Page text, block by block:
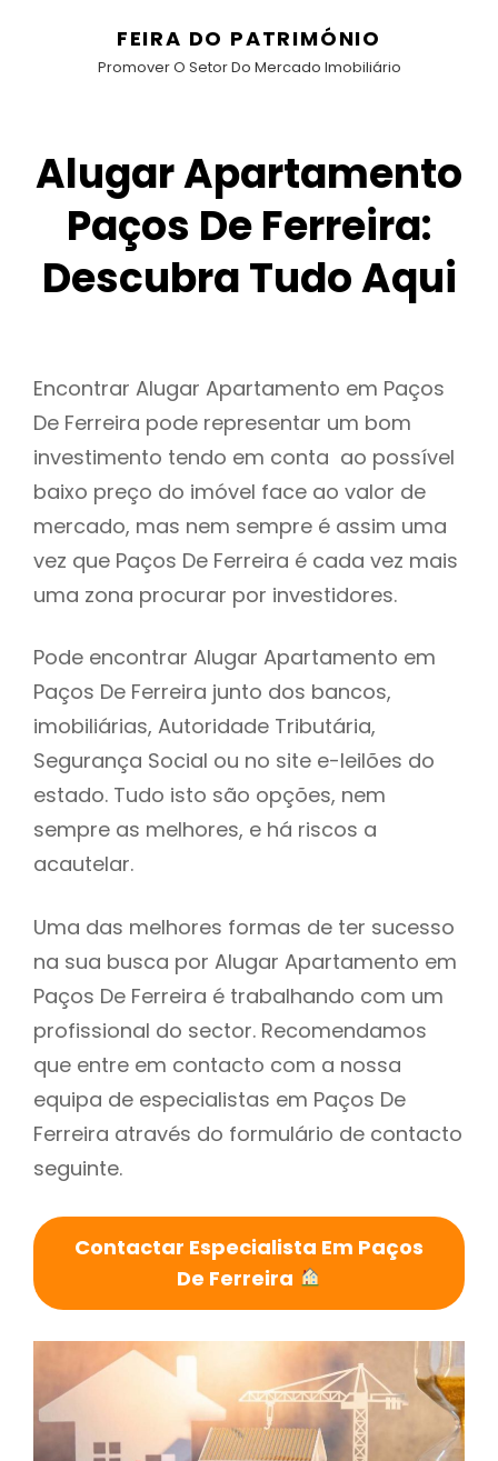
FEIRA DO PATRIMÓNIO
Promover O Setor Do Mercado Imobiliário
Alugar Apartamento
Paços De Ferreira:
Descubra Tudo Aqui
Encontrar Alugar Apartamento em Paços
De Ferreira pode representar um bom
investimento tendo em conta ao possível
baixo preço do imóvel face ao valor de
mercado, mas nem sempre é assim uma
vez que Paços De Ferreira é cada vez mais
uma zona procurar por investidores.
Pode encontrar Alugar Apartamento em
Paços De Ferreira junto dos bancos,
imobiliárias, Autoridade Tributária,
Segurança Social ou no site e-leilões do
estado. Tudo isto são opções, nem
sempre as melhores, e há riscos a
acautelar.
Uma das melhores formas de ter sucesso
na sua busca por Alugar Apartamento em
Paços De Ferreira é trabalhando com um
profissional do sector. Recomendamos
que entre em contacto com a nossa
equipa de especialistas em Paços De
Ferreira através do formulário de contacto
seguinte.
Contactar Especialista Em Paços
De Ferreira